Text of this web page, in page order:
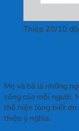
Thiệp 20/10
Mẹ và bà là những
sống của mỗi người.
thể hiện lòng biết ơn
thiệp ý nghĩa.